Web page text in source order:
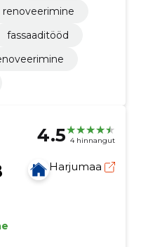
renoveerimine
fassaaditööd
4.5 4 hinnangut
Harjumaa